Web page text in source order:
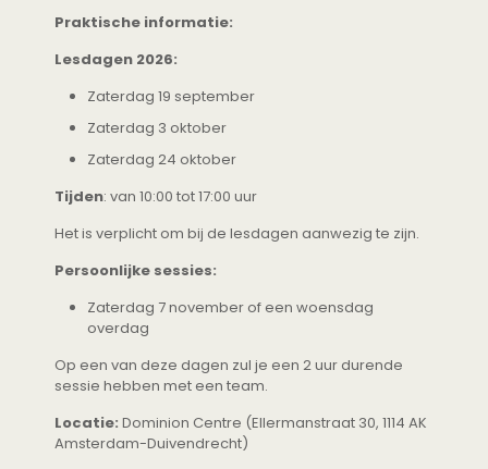
Praktische informatie:
Lesdagen 2026:
Zaterdag 19 september
Zaterdag 3 oktober
Zaterdag 24 oktober
Tijden: van 10:00 tot 17:00 uur
Het is verplicht om bij de lesdagen aanwezig te zijn.
Persoonlijke sessies:
Zaterdag 7 november of een woensdag
overdag
Op een van deze dagen zul je een 2 uur durende
sessie hebben met een team.
Locatie: Dominion Centre (Ellermanstraat 30, 1114 AK
Amsterdam-Duivendrecht)